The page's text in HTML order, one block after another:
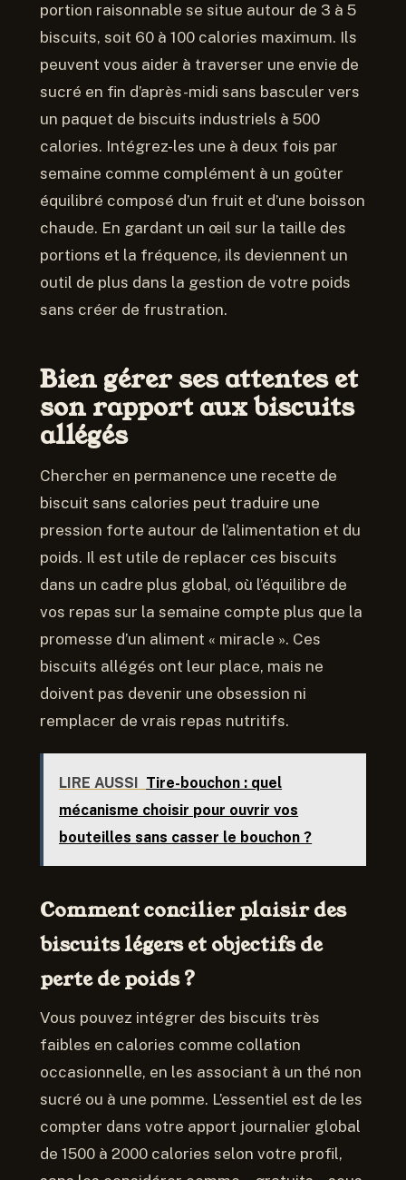
portion raisonnable se situe autour de 3 à 5
biscuits, soit 60 à 100 calories maximum. Ils
peuvent vous aider à traverser une envie de
sucré en fin d’après-midi sans basculer vers
un paquet de biscuits industriels à 500
calories. Intégrez-les une à deux fois par
semaine comme complément à un goûter
équilibré composé d’un fruit et d’une boisson
chaude. En gardant un œil sur la taille des
portions et la fréquence, ils deviennent un
outil de plus dans la gestion de votre poids
sans créer de frustration.
Bien gérer ses attentes et
son rapport aux biscuits
allégés
Chercher en permanence une recette de
biscuit sans calories peut traduire une
pression forte autour de l’alimentation et du
poids. Il est utile de replacer ces biscuits
dans un cadre plus global, où l’équilibre de
vos repas sur la semaine compte plus que la
promesse d’un aliment « miracle ». Ces
biscuits allégés ont leur place, mais ne
doivent pas devenir une obsession ni
remplacer de vrais repas nutritifs.
LIRE AUSSI Tire-bouchon : quel
mécanisme choisir pour ouvrir vos
bouteilles sans casser le bouchon ?
Comment concilier plaisir des
biscuits légers et objectifs de
perte de poids ?
Vous pouvez intégrer des biscuits très
faibles en calories comme collation
occasionnelle, en les associant à un thé non
sucré ou à une pomme. L’essentiel est de les
compter dans votre apport journalier global
de 1500 à 2000 calories selon votre profil,